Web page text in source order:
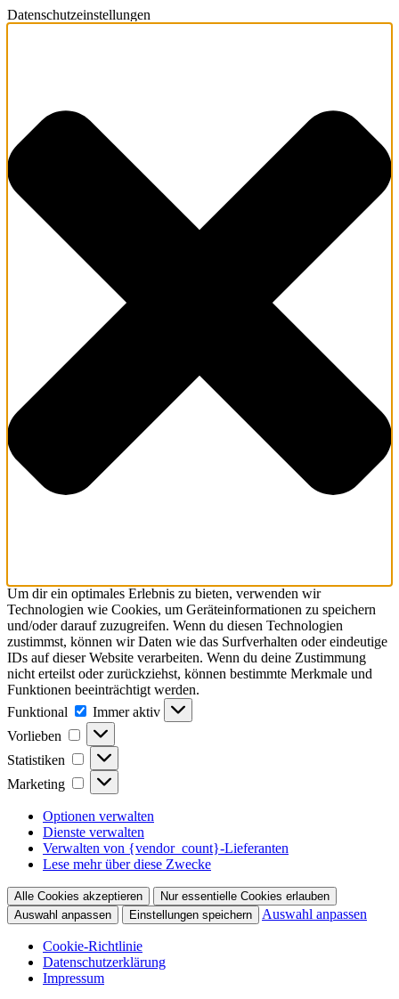
Datenschutzeinstellungen
Um dir ein optimales Erlebnis zu bieten, verwenden wir
Technologien wie Cookies, um Geräteinformationen zu speichern
und/oder darauf zuzugreifen. Wenn du diesen Technologien
zustimmst, können wir Daten wie das Surfverhalten oder eindeutige
IDs auf dieser Website verarbeiten. Wenn du deine Zustimmung
nicht erteilst oder zurückziehst, können bestimmte Merkmale und
Funktionen beeinträchtigt werden.
Funktional
Funktional
Immer aktiv
Vorlieben
Vorlieben
Statistiken Statistiken
Marketing Marketing
Optionen verwalten
Dienste verwalten
Verwalten von {vendor_count}-Lieferanten
Lese mehr über diese Zwecke
Alle Cookies akzeptieren
Nur essentielle Cookies erlauben
Auswahl anpassen
Einstellungen speichern Auswahl anpassen
Cookie-Richtlinie
Datenschutzerklärung
Impressum